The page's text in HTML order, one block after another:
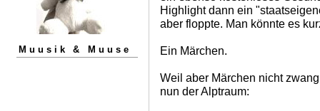
Muusik & Muuse
Highlight dann ein
aber floppte. Man könnte es
Ein Märchen.
Weil aber Märchen nicht
nun der Alptraum: